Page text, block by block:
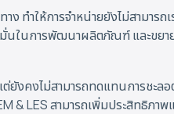
ทำให้การจำหน่ายยังไม่สามารถ
นในการพัฒนาผลิตภัณฑ์ และขยา
ยังคงไม่สามารถทดแทนการชะล
& LES สามารถเพิ่มประสิทธิภา